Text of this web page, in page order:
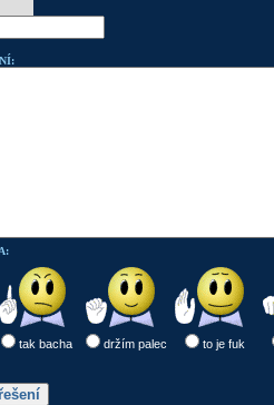
tak bacha držím palec
to je fuk